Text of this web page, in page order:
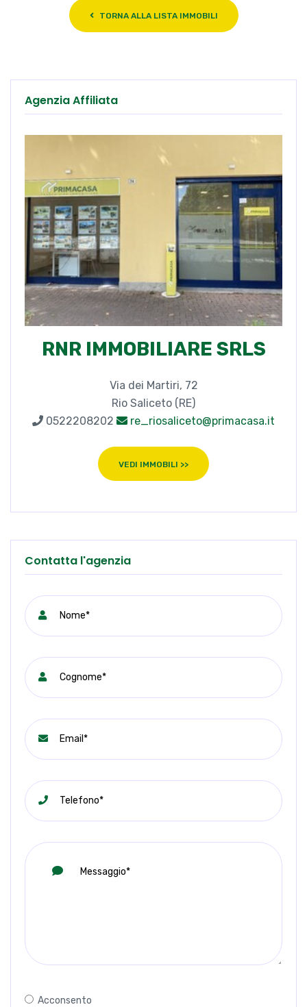
TORNA ALLA LISTA IMMOBILI
Agenzia Affiliata
RNR IMMOBILIARE SRLS
Via dei Martiri, 72
Rio Saliceto (RE)
0522208202
re_riosaliceto@primacasa.it
VEDI IMMOBILI >>
Contatta l'agenzia
Acconsento